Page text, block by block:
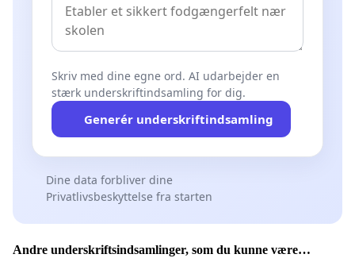
Skriv med dine egne ord. AI udarbejder en
stærk underskriftindsamling for dig.
Generér underskriftindsamling
Dine data forbliver dine
Privatlivsbeskyttelse fra starten
Andre underskriftsindsamlinger, som du kunne være